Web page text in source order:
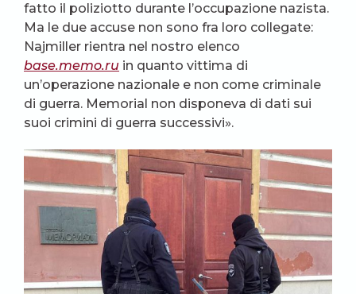
fatto il poliziotto durante l’occupazione nazista.
Ma le due accuse non sono fra loro collegate:
Najmiller rientra nel nostro elenco
base.memo.ru in quanto vittima di
un’operazione nazionale e non come criminale
di guerra. Memorial non disponeva di dati sui
suoi crimini di guerra successivi».